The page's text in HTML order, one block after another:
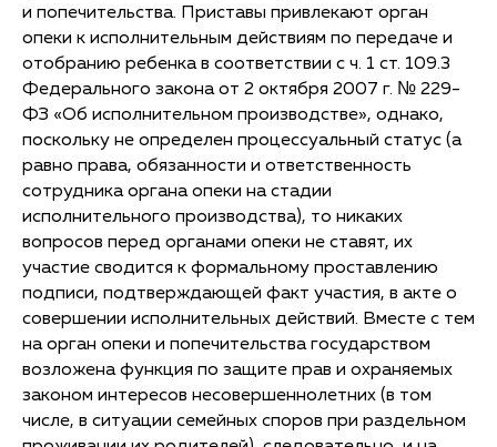
и попечительства. Приставы привлекают орган
опеки к исполнительным действиям по передаче и
отобранию ребенка в соответствии с ч. 1 ст. 109.3
Федерального закона от 2 октября 2007 г. № 229-
ФЗ «Об исполнительном производстве», однако,
поскольку не определен процессуальный статус (а
равно права, обязанности и ответственность
сотрудника органа опеки на стадии
исполнительного производства), то никаких
вопросов перед органами опеки не ставят, их
участие сводится к формальному проставлению
подписи, подтверждающей факт участия, в акте о
совершении исполнительных действий. Вместе с тем
на орган опеки и попечительства государством
возложена функция по защите прав и охраняемых
законом интересов несовершеннолетних (в том
числе, в ситуации семейных споров при раздельном